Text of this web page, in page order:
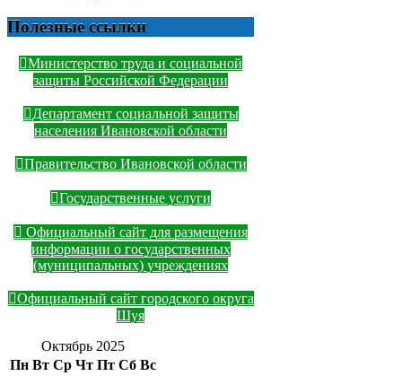
Полезные ссылки
Министерство труда и социальной
защиты Российской Федерации
Департамент социальной защиты
населения Ивановской области
Правительство Ивановской области
Государственные услуги
Официальный сайт для размещения
информации о государственных
(муниципальных) учреждениях
Официальный сайт городского округа
Шуя
Октябрь 2025
Пн Вт Ср Чт Пт Сб Вс